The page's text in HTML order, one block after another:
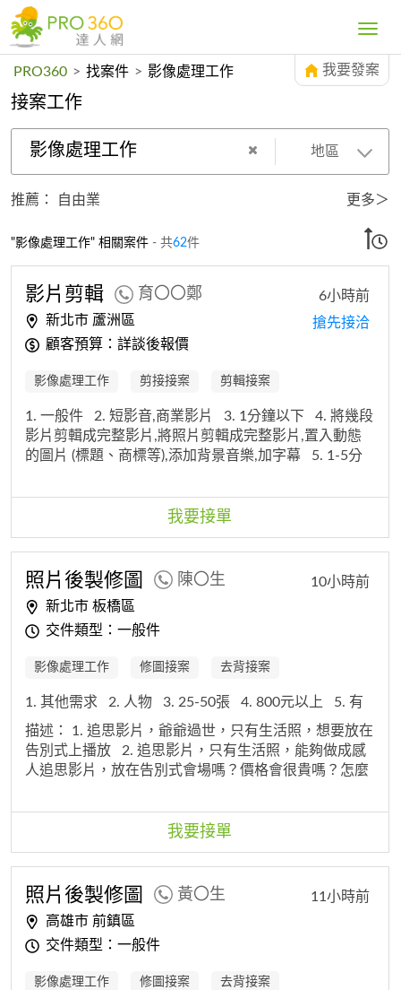
Toggle
PRO360 > 找案件 > 影像處理工作 我要發案
接案工作
影像處理工作 地區
推薦： 自由業 更多＞
"影像處理工作" 相關案件 - 共62件
影片剪輯 育〇〇鄭
新北市 蘆洲區
顧客預算：詳談後報價
6小時前
搶先接洽
影像處理工作 剪接接案 剪輯接案
1. 一般件 2. 短影音,商業影片 3. 1分鐘以下
4. 將幾段
影片剪輯成完整影片,將照片剪輯成完整影片,置入動態
的圖片 (標題、商標等),添加背景音樂,加字幕
5. 1-5分
我要接單
照片後製修圖 陳〇生
新北市 板橋區
交件類型：一般件
10小時前
影像處理工作 修圖接案 去背接案
1. 其他需求 2. 人物 3. 25-50張 4. 800元以上
5. 有
描述： 1. 追思影片，爺爺過世，只有生活照，想要放在
告別式上播放
2. 追思影片，只有生活照，能夠做成感
人追思影片，放在告別式會場嗎？價格會很貴嗎？怎麼
望可以給長輩一點回憶在。
我要接單
照片後製修圖 黃〇生
高雄市 前鎮區
交件類型：一般件
11小時前
影像處理工作 修圖接案 去背接案